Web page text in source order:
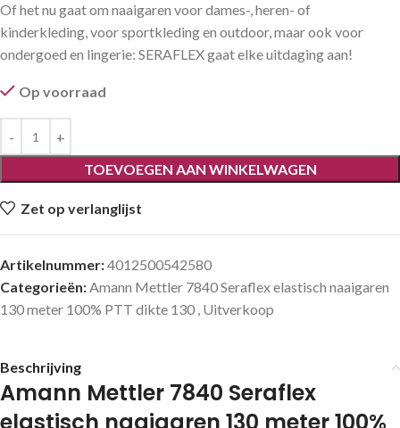
Of het nu gaat om naaigaren voor dames-, heren- of
kinderkleding, voor sportkleding en outdoor, maar ook voor
ondergoed en lingerie: SERAFLEX gaat elke uitdaging aan!
Op voorraad
TOEVOEGEN AAN WINKELWAGEN
Zet op verlanglijst
Artikelnummer:4012500542580
Categorieën:Amann Mettler 7840 Seraflex elastisch naaigaren
130 meter 100% PTT dikte 130 , Uitverkoop
Beschrijving
Amann Mettler 7840 Seraflex